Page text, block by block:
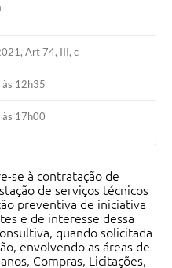
Art 74, III, c
12h35
17h00
se à contratação de
de serviços técnicos
preventiva de iniciativa
e de interesse dessa
quando solicitada
envolvendo as áreas de
Compras, Licitações,